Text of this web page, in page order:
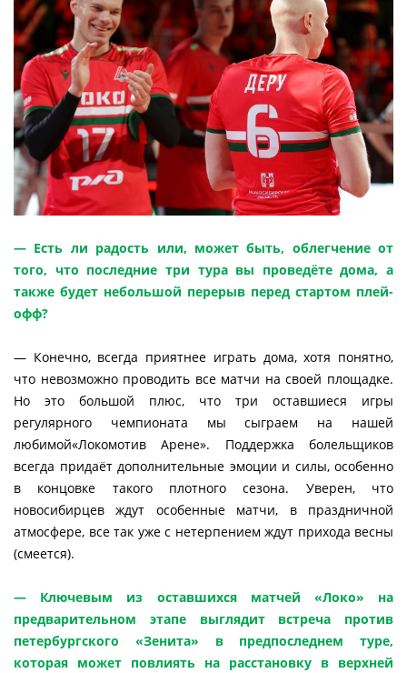
— Есть ли радость или, может быть, облегчение от
того, что последние три тура вы проведёте дома, а
также будет небольшой перерыв перед стартом плей-
офф?
— Конечно, всегда приятнее играть дома, хотя понятно,
что невозможно проводить все матчи на своей площадке.
Но это большой плюс, что три оставшиеся игры
регулярного чемпионата мы сыграем на нашей
любимой«Локомотив Арене». Поддержка болельщиков
всегда придаёт дополнительные эмоции и силы, особенно
в концовке такого плотного сезона. Уверен, что
новосибирцев ждут особенные матчи, в праздничной
атмосфере, все так уже с нетерпением ждут прихода весны
(смеется).
— Ключевым из оставшихся матчей «Локо» на
предварительном этапе выглядит встреча против
петербургского «Зенита» в предпоследнем туре,
которая может повлиять на расстановку в верхней